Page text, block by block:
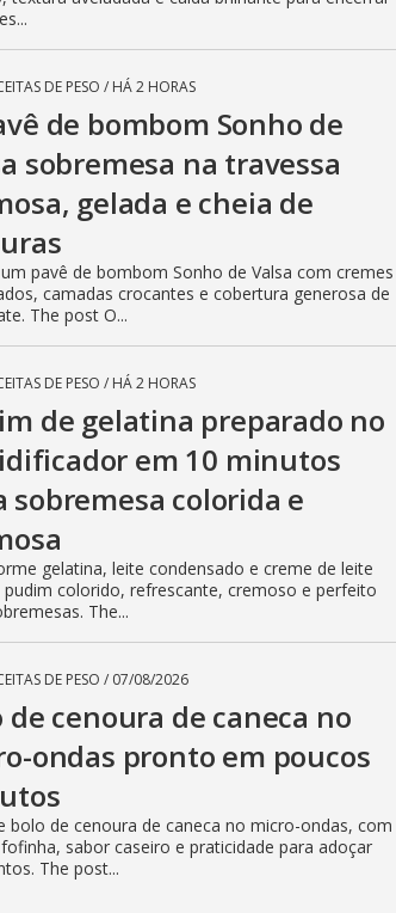
DE PESO / HÁ 2 HORAS
de bombom Sonho de
sobremesa na travessa
gelada e cheia de
pavê de bombom Sonho de Valsa com cremes
camadas crocantes e cobertura generosa de
The post O...
DE PESO / HÁ 2 HORAS
de gelatina preparado no
em 10 minutos
sobremesa colorida e
gelatina, leite condensado e creme de leite
colorido, refrescante, cremoso e perfeito
The...
DE PESO / 07/08/2026
de cenoura de caneca no
ondas pronto em poucos
bolo de cenoura de caneca no micro-ondas, com
sabor caseiro e praticidade para adoçar
The post...